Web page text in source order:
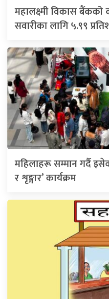
महालक्ष्मी विकास बैंकको
सवारीका लागि ५.९९
महिलाहरू सम्मान गर्दै
र शृङ्गार’ कार्यक्रम